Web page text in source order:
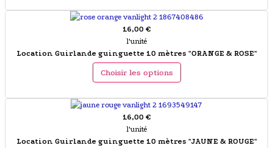
16,00 €
l'unité
Location Guirlande guinguette 10 mètres "ORANGE & ROSE"
Choisir les options
16,00 €
l'unité
Location Guirlande guinguette 10 mètres "JAUNE & ROUGE"